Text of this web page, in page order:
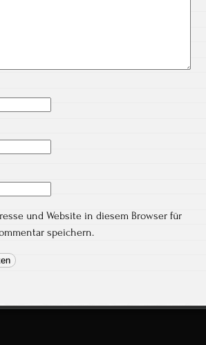
und Website in diesem Browser für
speichern.